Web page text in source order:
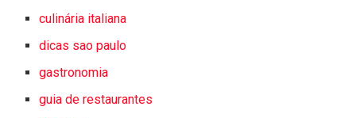
culinária italiana
dicas sao paulo
gastronomia
guia de restaurantes